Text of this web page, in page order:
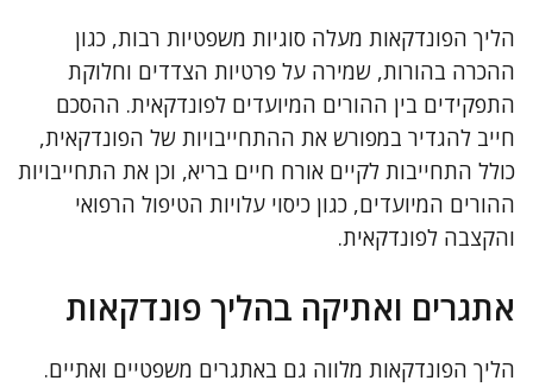
הליך הפונדקאות מעלה סוגיות משפטיות רבות, כגון
ההכרה בהורות, שמירה על פרטיות הצדדים וחלוקת
התפקידים בין ההורים המיועדים לפונדקאית. ההסכם
חייב להגדיר במפורש את ההתחייבויות של הפונדקאית,
כולל התחייבות לקיים אורח חיים בריא, וכן את התחייבויות
ההורים המיועדים, כגון כיסוי עלויות הטיפול הרפואי
והקצבה לפונדקאית.
אתגרים ואתיקה בהליך פונדקאות
הליך הפונדקאות מלווה גם באתגרים משפטיים ואתיים.